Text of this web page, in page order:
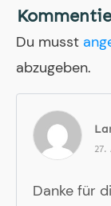
Du musst
abzugeben.
27.
Danke für